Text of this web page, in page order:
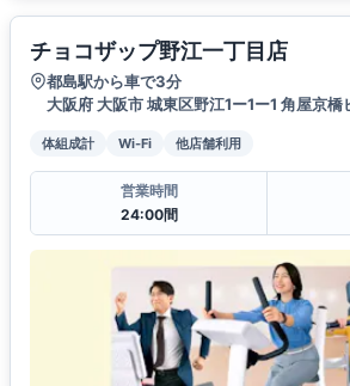
チョコザップ野江一丁目店
都島駅から車で3分
大阪府 大阪市 城東区野江1ー1ー1 角屋京橋
体組成計 Wi-Fi 他店舗利用
営業時間
24:00間